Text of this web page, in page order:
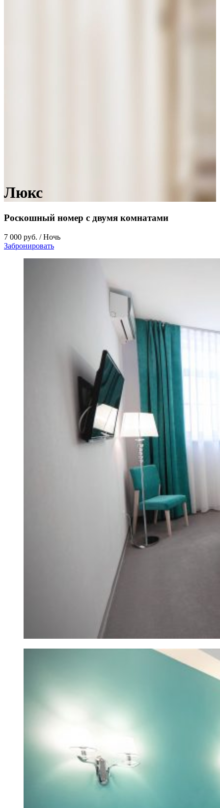
Люкс
Роскошный номер с двумя комнатами
7 000 руб. / Ночь
Забронировать